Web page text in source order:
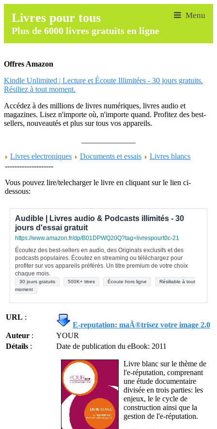
Livres pour tous
Plus de 6000 livres gratuits en ligne
Offres Amazon
Kindle Unlimited | Lecture et Écoute Illimitées - 30 jours gratuits.
Résiliez à tout moment.
Accédez à des millions de livres numériques, livres audio et
magazines. Lisez n'importe où, n'importe quand. Profitez des best-
sellers, nouveautés et plus sur tous vos appareils.
Livres electroniques
Documents et essais
Livres blancs
--------------------
Vous pouvez lire/telecharger le livre en cliquant sur le lien ci-
dessous:
Audible | Livres audio & Podcasts illimités - 30
jours d'essai gratuit
https://www.amazon.fr/dp/B01DPWQ20Q?tag=livrespourt0c-21
Écoutez des best-sellers en audio, des Originals exclusifs et des
podcasts populaires. Écoutez en streaming ou téléchargez pour
profiter sur vos appareils préférés. Un titre premium de votre choix
chaque mois.
30 jours gratuits 500K+ titres Écoute hors ligne
Résiliable à tout
moment
URL :
E-reputation: maÃ®trisez votre image 2.0
Auteur :
YOUR
Détails : Date de publication du eBook: 2011
Livre blanc sur le thème de
l'e-réputation, comprenant
une étude documentaire
divisée en trois parties: les
enjeux, le le cycle de
construction ainsi que la
gestion de l'e-réputation.